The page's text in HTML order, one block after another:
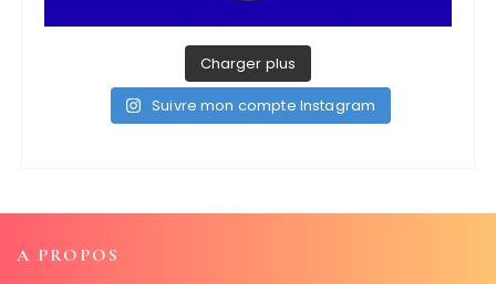
Charger plus
Suivre mon compte Instagram
A PROPOS